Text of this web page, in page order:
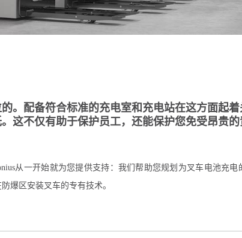
。配备符合标准的充电室和充电站在这方面起
这不仅有助于保护员工，还能保护您免受昂贵的
从一开始就为您提供支持：我们帮助您规划为叉车电池充
爆区安装叉车的专有技术。